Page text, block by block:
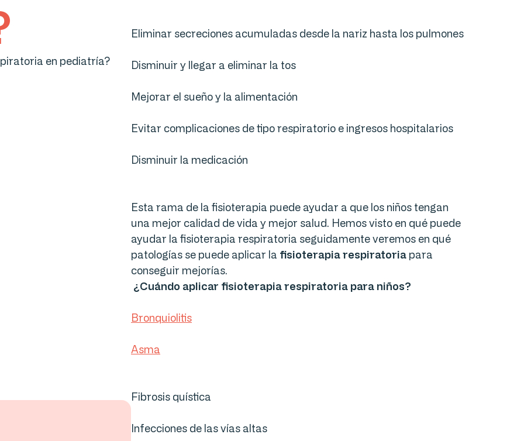
Eliminar secreciones acumuladas desde la nariz hasta los pulmones
Disminuir y llegar a eliminar la tos
Mejorar el sueño y la alimentación
Evitar complicaciones de tipo respiratorio e ingresos hospitalarios
Disminuir la medicación
Esta rama de la fisioterapia puede ayudar a que los niños tengan
una mejor calidad de vida y mejor salud. Hemos visto en qué puede
ayudar la fisioterapia respiratoria seguidamente veremos en qué
patologías se puede aplicar la fisioterapia respiratoria para
conseguir mejorías.
¿Cuándo aplicar fisioterapia respiratoria para niños?
Bronquiolitis
Asma
Fibrosis quística
Infecciones de las vías altas